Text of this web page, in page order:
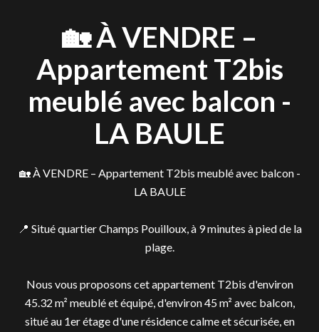
🏡 À VENDRE –
Appartement T2bis
meublé avec balcon -
LA BAULE
🏡 À VENDRE – Appartement T2bis meublé avec balcon -
LA BAULE
📍 Situé quartier Champs Pouilloux, à 9 minutes à pied de la
plage.
Nous vous proposons cet appartement T2bis d'environ
45.32 m² meublé et équipé, d'environ 45 m² avec balcon,
situé au 1er étage d'une résidence calme et sécurisée, en